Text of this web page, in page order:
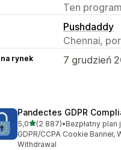
Ten
Pushdaddy
Chennai,
rynek 7 grudzień
Pandectes GDPR
5,0na 5 gwiazdek
(2 887)
Łączna liczba recenzji: 2887
•Bezpłatny
GDPR/CCPA Cookie Banner,
Withdrawal